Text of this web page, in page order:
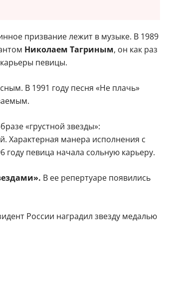
призвание лежит в музыке. В 1989
Николаем Тагриным, он как раз
певицы.
В 1991 году песня «Не плачь»
«грустной звезды»:
Характерная манера исполнения с
году певица начала сольную карьеру.
В ее репертуаре появились
России наградил звезду медалью